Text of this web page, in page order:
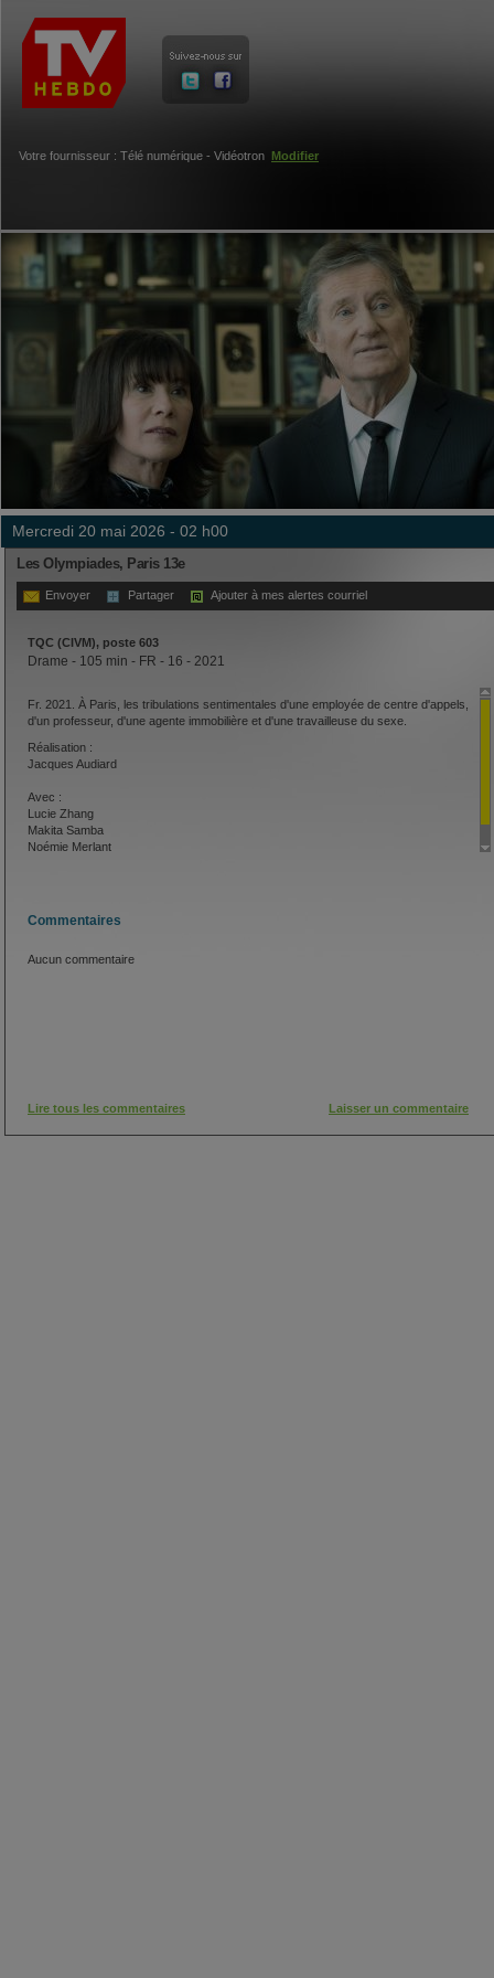
Votre fournisseur : Télé numérique - Vidéotron Modifier
mercredi 20 mai 2026 - 02 h00
Les Olympiades, Paris 13e
Envoyer Partager Ajouter à mes alertes courriel
TQC (CIVM), poste 603
Drame - 105 min - FR - 16 - 2021
Fr. 2021. À Paris, les tribulations sentimentales d'une employée de centre d'appels,
d'un professeur, d'une agente immobilière et d'une travailleuse du sexe.
Réalisation :
Jacques Audiard
Avec :
Lucie Zhang
Makita Samba
Noémie Merlant
Commentaires
Aucun commentaire
Lire tous les commentaires Laisser un commentaire